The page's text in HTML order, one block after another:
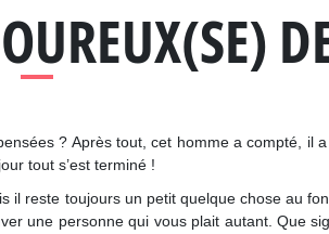
? Après tout, cet homme a compté, il
tout s’est terminé !
reste toujours un petit quelque chose au
une personne qui vous plait autant. Que